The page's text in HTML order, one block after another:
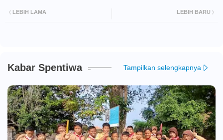
LEBIH BARU
LEBIH LAMA
Kabar Spentiwa Tampilkan selengkapnya